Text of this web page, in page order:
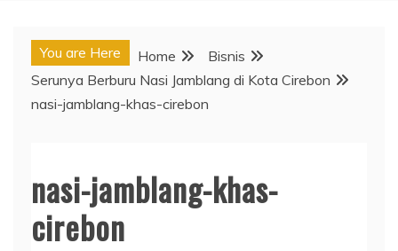
You are Here Home
Bisnis
Serunya Berburu Nasi Jamblang di Kota Cirebon
nasi-jamblang-khas-cirebon
nasi-jamblang-khas-
cirebon